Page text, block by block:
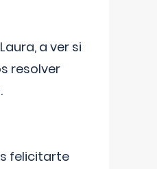
a ver si
resolver
felicitarte